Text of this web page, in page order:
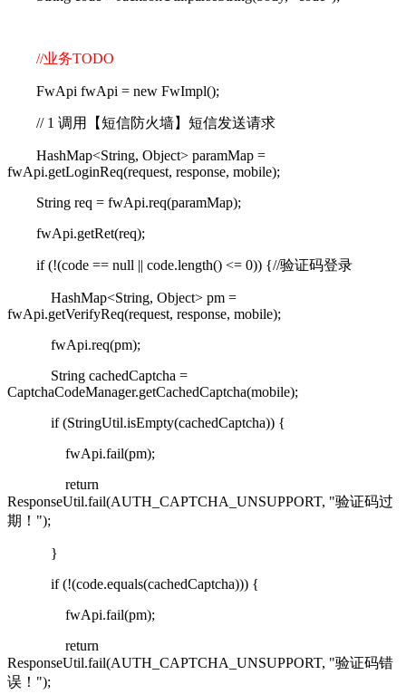
//业务TODO
FwApi fwApi = new FwImpl();
// 1 调用【短信防火墙】短信发送请求
HashMap<String, Object> paramMap =
fwApi.getLoginReq(request, response, mobile);
String req = fwApi.req(paramMap);
fwApi.getRet(req);
if (!(code == null || code.length() <= 0)) {//验证码登录
HashMap<String, Object> pm =
fwApi.getVerifyReq(request, response, mobile);
fwApi.req(pm);
String cachedCaptcha =
CaptchaCodeManager.getCachedCaptcha(mobile);
if (StringUtil.isEmpty(cachedCaptcha)) {
fwApi.fail(pm);
return
ResponseUtil.fail(AUTH_CAPTCHA_UNSUPPORT, "验证码过
期！ ");
}
if (!(code.equals(cachedCaptcha))) {
fwApi.fail(pm);
return
ResponseUtil.fail(AUTH_CAPTCHA_UNSUPPORT, "验证码错
误！ ");